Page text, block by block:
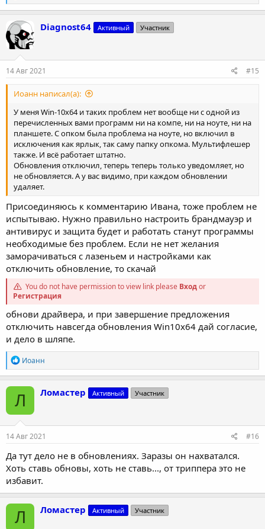
е
а
к
ц
и
и
:
Diagnost64 Активный Участник
14 Авг 2021 #15
Иоанн написал(а):
У меня Win-10х64 и таких проблем нет вообще ни с одной из
перечисленных вами программ ни на компе, ни на ноуте, ни на
планшете. С опком была проблема на ноуте, но включил в
исключения как ярлык, так саму папку опкома. Мультифлешер
также. И всё работает штатно.
Обновления отключил, теперь теперь только уведомляет, но
не обновляется. А у вас видимо, при каждом обновлении
удаляет.
Присоединяюсь к комментарию Ивана, тоже проблем не
испытываю. Нужно правильно настроить брандмауэр и
антивирус и защита будет и работать станут программы
необходимые без проблем. Если не нет желания
заморачиваться с лазеньем и настройками как
отключить обновление, то скачай
You do not have permission to view link please Входor
Регистрация
обнови драйвера, и при завершение предложения
отключить навсегда обновления Win10x64 дай согласие,
и дело в шляпе.
Р
е
а
к
ц
и
и
:
Иоанн
Л Ломастер Активный Участник
14 Авг 2021 #16
Да тут дело не в обновлениях. Заразы он нахватался.
Хоть ставь обновы, хоть не ставь..., от триппера это не
избавит.
Л Ломастер Активный Участник